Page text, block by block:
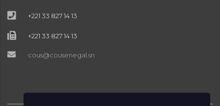
+221 33 827 14 13
+221 33 827 14 13
cous@cousenegal.sn